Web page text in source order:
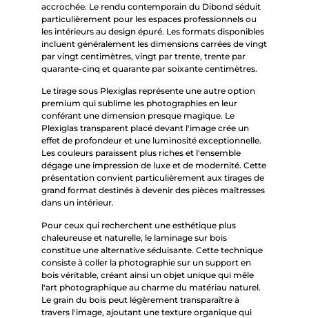
accrochée. Le rendu contemporain du Dibond séduit
particulièrement pour les espaces professionnels ou
les intérieurs au design épuré. Les formats disponibles
incluent généralement les dimensions carrées de vingt
par vingt centimètres, vingt par trente, trente par
quarante-cinq et quarante par soixante centimètres.
Le tirage sous Plexiglas représente une autre option
premium qui sublime les photographies en leur
conférant une dimension presque magique. Le
Plexiglas transparent placé devant l'image crée un
effet de profondeur et une luminosité exceptionnelle.
Les couleurs paraissent plus riches et l'ensemble
dégage une impression de luxe et de modernité. Cette
présentation convient particulièrement aux tirages de
grand format destinés à devenir des pièces maîtresses
dans un intérieur.
Pour ceux qui recherchent une esthétique plus
chaleureuse et naturelle, le laminage sur bois
constitue une alternative séduisante. Cette technique
consiste à coller la photographie sur un support en
bois véritable, créant ainsi un objet unique qui mêle
l'art photographique au charme du matériau naturel.
Le grain du bois peut légèrement transparaître à
travers l'image, ajoutant une texture organique qui